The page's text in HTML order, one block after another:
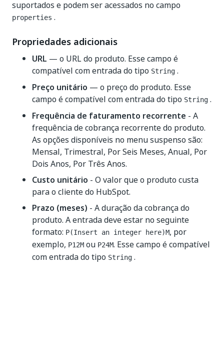
suportados e podem ser acessados no campo
properties .
Propriedades adicionais
URL — o URL do produto. Esse campo é
compatível com entrada do tipo String .
Preço unitário — o preço do produto. Esse
campo é compatível com entrada do tipo String .
Frequência de faturamento recorrente - A
frequência de cobrança recorrente do produto.
As opções disponíveis no menu suspenso são:
Mensal, Trimestral, Por Seis Meses, Anual, Por
Dois Anos, Por Três Anos.
Custo unitário - O valor que o produto custa
para o cliente do HubSpot.
Prazo (meses) - A duração da cobrança do
produto. A entrada deve estar no seguinte
formato: P(Insert an integer here)M, por
exemplo, P12M ou P24M. Esse campo é compatível
com entrada do tipo String .